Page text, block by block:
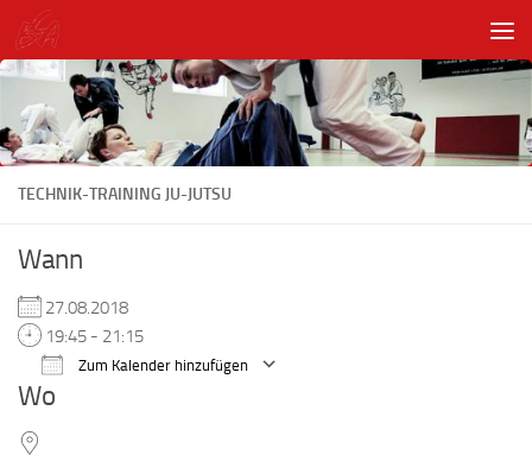
Unter dem Inhalt
TECHNIK-TRAINING JU-JUTSU
Wann
27.08.2018
19:45 - 21:15
Zum Kalender hinzufügen
Wo